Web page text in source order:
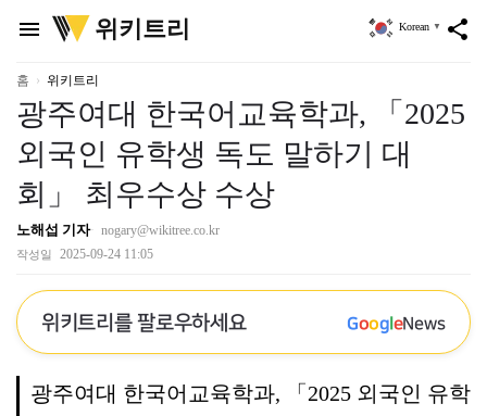
menu
위
키
리
위키트리 share
Korean ▼
홈 위키트리
광주여대 한국어교육학과, 「2025
외국인 유학생 독도 말하기 대
회」 최우수상 수상
노해섭 기자 nogary@wikitree.co.kr
작성일 2025-09-24 11:05
위키트리를 팔로우하세요 GoogleNews
광주여대 한국어교육학과, 「2025 외국인 유학